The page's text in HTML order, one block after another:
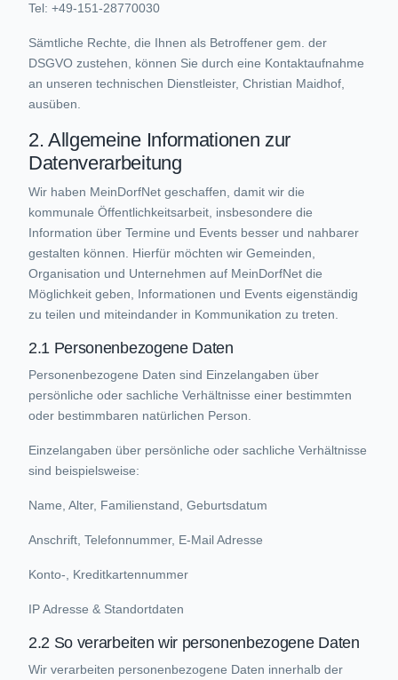
Tel: +49-151-28770030
Sämtliche Rechte, die Ihnen als Betroffener gem. der
DSGVO zustehen, können Sie durch eine Kontaktaufnahme
an unseren technischen Dienstleister, Christian Maidhof,
ausüben.
2. Allgemeine Informationen zur
Datenverarbeitung
Wir haben MeinDorfNet geschaffen, damit wir die
kommunale Öffentlichkeitsarbeit, insbesondere die
Information über Termine und Events besser und nahbarer
gestalten können. Hierfür möchten wir Gemeinden,
Organisation und Unternehmen auf MeinDorfNet die
Möglichkeit geben, Informationen und Events eigenständig
zu teilen und miteindander in Kommunikation zu treten.
2.1 Personenbezogene Daten
Personenbezogene Daten sind Einzelangaben über
persönliche oder sachliche Verhältnisse einer bestimmten
oder bestimmbaren natürlichen Person.
Einzelangaben über persönliche oder sachliche Verhältnisse
sind beispielsweise:
Name, Alter, Familienstand, Geburtsdatum
Anschrift, Telefonnummer, E-Mail Adresse
Konto-, Kreditkartennummer
IP Adresse & Standortdaten
2.2 So verarbeiten wir personenbezogene Daten
Wir verarbeiten personenbezogene Daten innerhalb der